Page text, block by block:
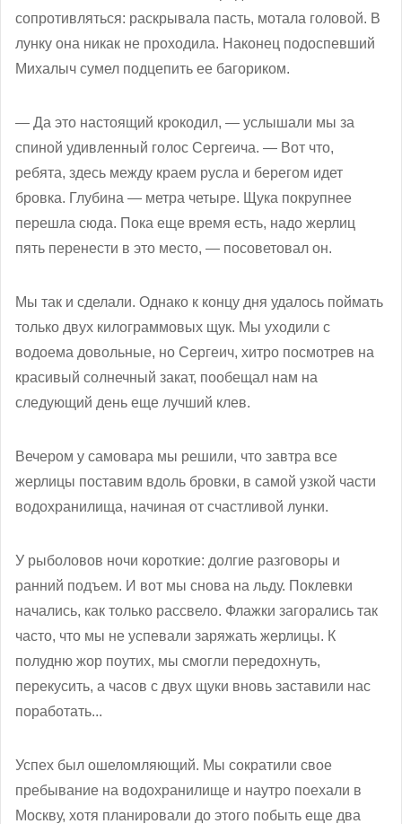
сопротивляться: раскрывала пасть, мотала головой. В
лунку она никак не проходила. Наконец подоспевший
Михалыч сумел подцепить ее багориком.
— Да это настоящий крокодил, — услышали мы за
спиной удивленный голос Сергеича. — Вот что,
ребята, здесь между краем русла и берегом идет
бровка. Глубина — метра четыре. Щука покрупнее
перешла сюда. Пока еще время есть, надо жерлиц
пять перенести в это место, — посоветовал он.
Мы так и сделали. Однако к концу дня удалось поймать
только двух килограммовых щук. Мы уходили с
водоема довольные, но Сергеич, хитро посмотрев на
красивый солнечный закат, пообещал нам на
следующий день еще лучший клев.
Вечером у самовара мы решили, что завтра все
жерлицы поставим вдоль бровки, в самой узкой части
водохранилища, начиная от счастливой лунки.
У рыболовов ночи короткие: долгие разговоры и
ранний подъем. И вот мы снова на льду. Поклевки
начались, как только рассвело. Флажки загорались так
часто, что мы не успевали заряжать жерлицы. К
полудню жор поутих, мы смогли передохнуть,
перекусить, а часов с двух щуки вновь заставили нас
поработать...
Успех был ошеломляющий. Мы сократили свое
пребывание на водохранилище и наутро поехали в
Москву, хотя планировали до этого побыть еще два